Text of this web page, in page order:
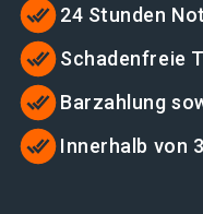
24 Stunden
Schadenfreie
Barzahlung
Innerhalb von